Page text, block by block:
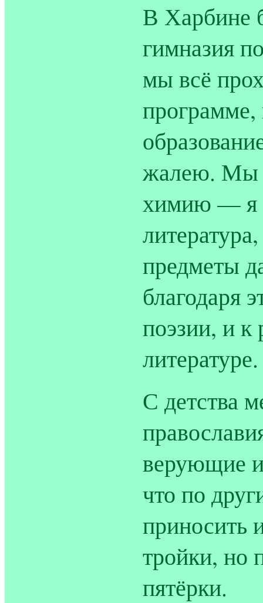
В Харбине
гимназия
мы всё
программе,
жалею. Мы
химию — я
предметы
благодаря
поэзии, и к
литературе.
С детства
верующие
что по
приносить
тройки, но
пятёрки.